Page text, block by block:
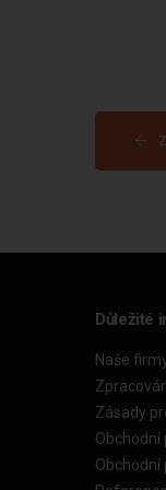
Důležité
Naše
Zásady